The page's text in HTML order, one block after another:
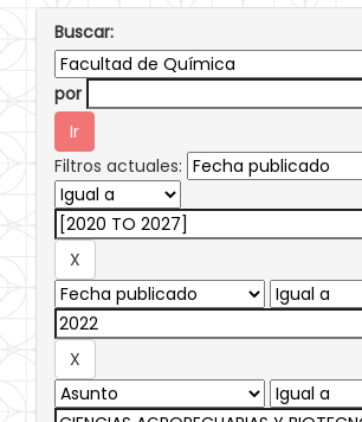
Buscar:
por
Filtros actuales: